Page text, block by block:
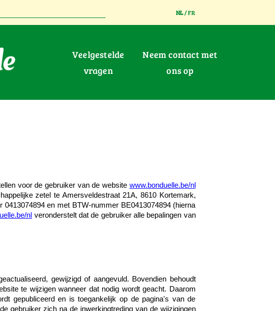
NL/FR
Veelgestelde
vragen
Neem contact met
ons op
voor de gebruiker van de website www.bonduelle.be/nl
zetel te Amersveldestraat 21A, 8610 Kortemark,
en met BTW-nummer BE0413074894 (hierna
nl veronderstelt dat de gebruiker alle bepalingen van
gewijzigd of aangevuld. Bovendien behoudt
te wijzigen wanneer dat nodig wordt geacht. Daarom
gepubliceerd en is toegankelijk op de pagina's van de
gebruiker zich na de inwerkingtreding van de wijzigingen